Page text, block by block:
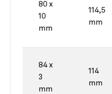
80 x
10
mm
114,5
mm
84 x
3
mm
114
mm